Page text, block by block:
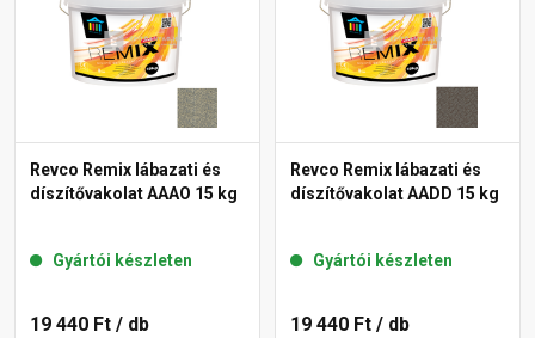
Revco Remix lábazati és
díszítővakolat AAAO 15 kg
Gyártói készleten
19 440 Ft / db
Revco Remix lábazati és
díszítővakolat AADD 15 kg
Gyártói készleten
19 440 Ft / db